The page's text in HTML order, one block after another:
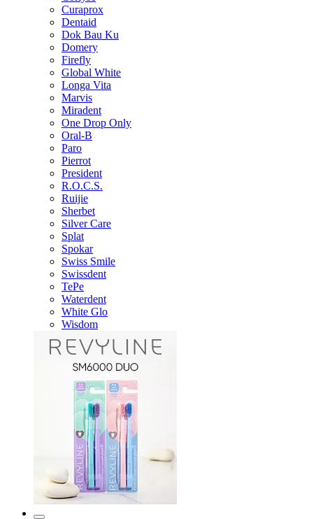
Curaprox
Dentaid
Dok Bau Ku
Domery
Firefly
Global White
Longa Vita
Marvis
Miradent
One Drop Only
Oral-B
Paro
Pierrot
President
R.O.C.S.
Ruijie
Sherbet
Silver Care
Splat
Spokar
Swiss Smile
Swissdent
TePe
Waterdent
White Glo
Wisdom